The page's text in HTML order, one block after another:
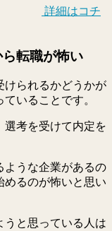
詳細はコチ
転職が怖い
けられるかどうかが
いることです。
選考を受けて内定を
ような企業があるの
めるのが怖いと思い
うと思っている人は